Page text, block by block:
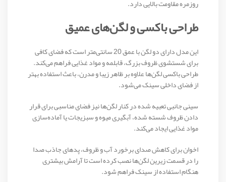
روزمره مقاومت بالایی دارد.
طراحی باکسی و لگن‌های عمیق
این مدل دارای دو لگن با عمق 20 سانتی‌متر است که فضای کافی
برای شستشوی ظروف بزرگ، قابلمه و مواد غذایی فراهم می‌کند.
طراحی باکسی لگن‌ها علاوه بر ظاهر زیبا و مدرن، باعث استفاده بهتر
از فضای داخلی سینک می‌شود.
سینی جانبی تعبیه شده در کنار لگن‌ها نیز فضای مناسبی برای قرار
دادن ظروف شسته شده، آبگیری میوه و سبزیجات یا آماده‌سازی
مواد غذایی ایجاد می‌کند.
اخوان برای کاهش صدای برخورد آب و ظروف، پدهای جاذب صدا
را در قسمت زیرین لگن‌ها نصب کرده است تا آرامش بیشتری
هنگام استفاده از سینک فراهم شود.